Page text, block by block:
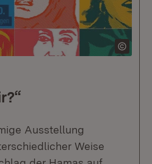
Ausstellung
Weise